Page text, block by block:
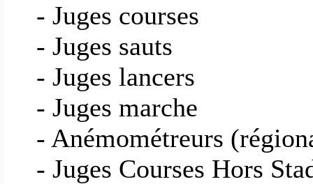
- Juges courses
- Juges sauts
- Juges lancers
- Juges marche
- Anémométreurs
- Juges Courses Hors